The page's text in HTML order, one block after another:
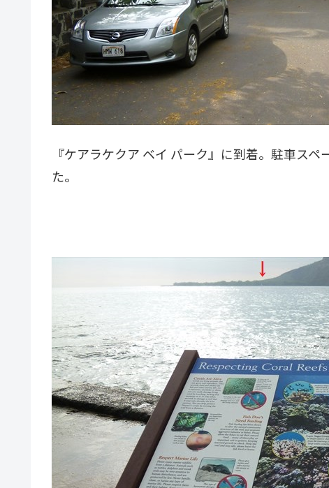
『ケアラケクア ベイ パーク』に到着。駐車ス
た。